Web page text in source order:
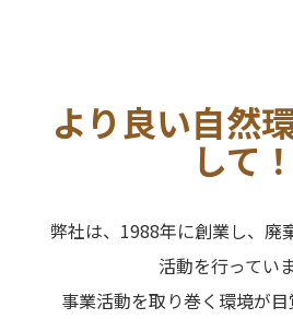
より良い自然
して！
弊社は、1988年に創業し、廃
活動を行っていま
事業活動を取り巻く環境が目